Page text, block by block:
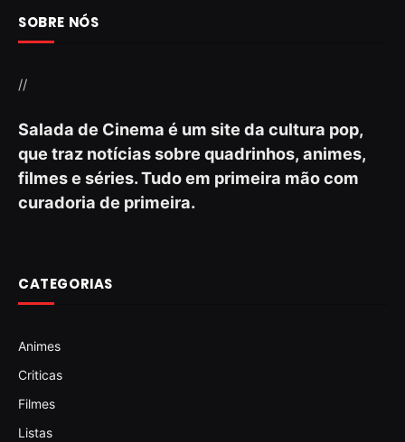
SOBRE NÓS
//
Salada de Cinema é um site da cultura pop,
que traz notícias sobre quadrinhos, animes,
filmes e séries. Tudo em primeira mão com
curadoria de primeira.
CATEGORIAS
Animes
Criticas
Filmes
Listas